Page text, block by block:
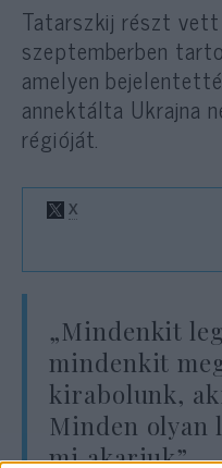
Tatarszkij részt
szeptemberben
amelyen
annektálta Ukrajna
régióját.
„Mindenkit
mindenkit
kirabolunk,
Minden olyan
mi akarjuk”